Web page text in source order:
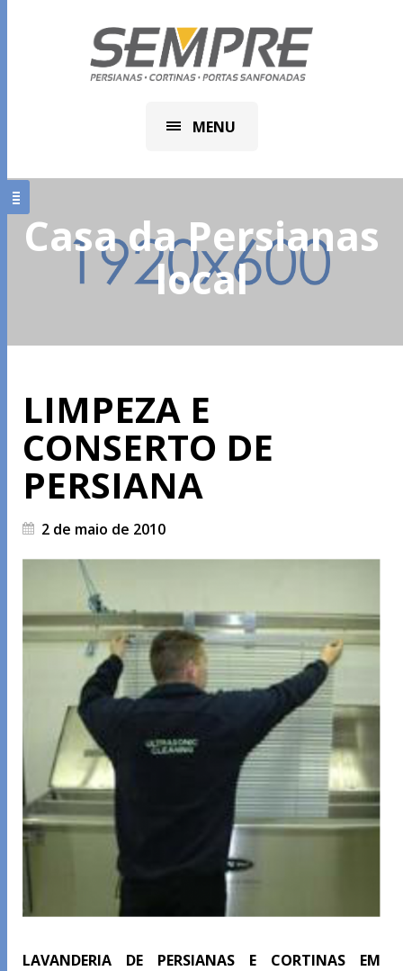
MENU
Casa da Persianas
local
LIMPEZA E
CONSERTO DE
PERSIANA
2 de maio de 2010
LAVANDERIA DE PERSIANAS E CORTINAS EM